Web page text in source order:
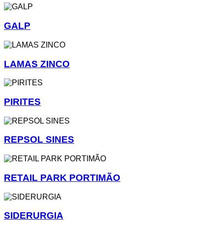
GALP
LAMAS ZINCO
PIRITES
REPSOL SINES
RETAIL PARK PORTIMÃO
SIDERURGIA